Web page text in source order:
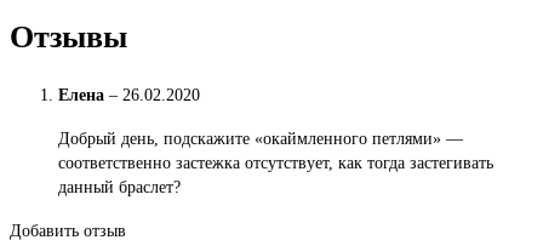
Отзывы
Елена – 26.02.2020
Добрый день, подскажите «окаймленного петлями» —
соответственно застежка отсутствует, как тогда застегивать
данный браслет?
Добавить отзыв